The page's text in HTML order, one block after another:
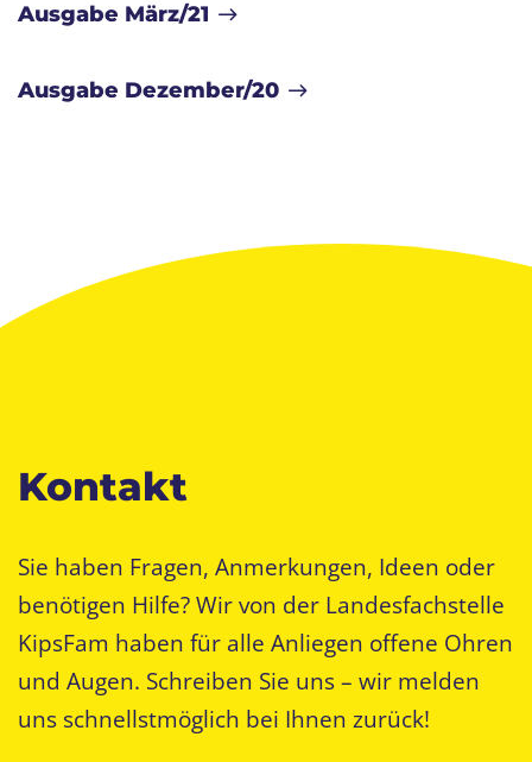
Ausgabe März/21
Ausgabe Dezember/20
Kontakt
Sie haben Fragen, Anmerkungen, Ideen oder
benötigen Hilfe? Wir von der Landesfachstelle
KipsFam haben für alle Anliegen offene Ohren
und Augen. Schreiben Sie uns – wir melden
uns schnellstmöglich bei Ihnen zurück!